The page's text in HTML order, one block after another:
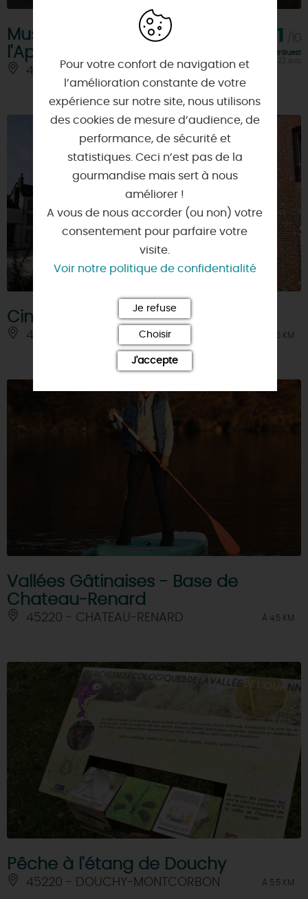
Musée Vivant de
l'Apiculture Gâtinaise
45220 - CHATEAU-RENARD À 4 KM
9,1
Note FairGuest
calculée sur 22 avis
Cinéma Associatif VOX
45220 - CHATEAU-RENARD À 4.5 KM
Vallées Gâtinaises - Base de
Chateau-Renard
45220 - CHATEAU-RENARD À 4.5 KM
Pêche à l'étang de Douchy
45220 - DOUCHY-MONTCORBON À 5.5 KM
Pour votre confort de navigation et
l’amélioration constante de votre
expérience sur notre site, nous utilisons
des cookies de mesure d’audience, de
performance, de sécurité et
statistiques. Ceci n’est pas de la
gourmandise mais sert à nous
améliorer !
A vous de nous accorder (ou non) votre
consentement pour parfaire votre
visite.
Voir notre politique de confidentialité
Je refuse
Choisir
J'accepte